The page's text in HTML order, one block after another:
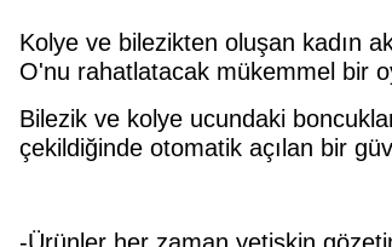
Kolye ve bilezikten oluşan kadın
O'nu rahatlatacak mükemmel bir
Bilezik ve kolye ucundaki
çekildiğinde otomatik açılan bir